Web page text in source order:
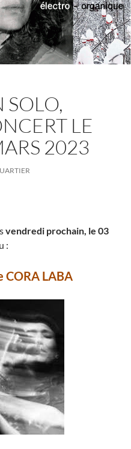
SOLO,
LE
2023
vendredi prochain, le 03
:
CORA LABA